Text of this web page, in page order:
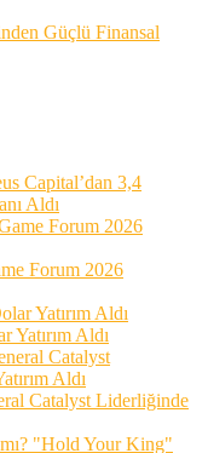
Güçlü Finansal
Capital’dan 3,4
Aldı
Forum 2026
Aldı
Catalyst Liderliğinde